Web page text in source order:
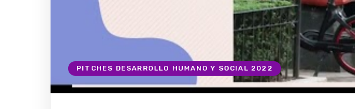
PITCHES DESARROLLO HUMANO Y SOCIAL 2022